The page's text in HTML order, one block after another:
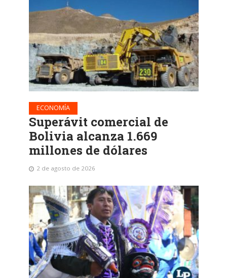
ECONOMÍA
Superávit comercial de
Bolivia alcanza 1.669
millones de dólares
2 de agosto de 2026